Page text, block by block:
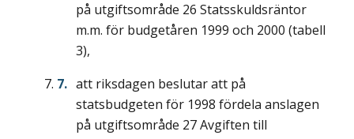
på utgiftsområde 26 Statsskuldsräntor
m.m. för budgetåren 1999 och 2000 (tabell
3),
att riksdagen beslutar att på
statsbudgeten för 1998 fördela anslagen
på utgiftsområde 27 Avgiften till